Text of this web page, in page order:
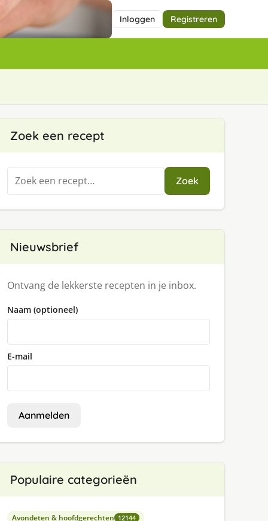
Inloggen Registreren
Zoek een recept
Zoeken
naar:
Zoek
Nieuwsbrief
Ontvang de lekkerste recepten in je inbox.
Naam (optioneel)
E-mail
Aanmelden
Populaire categorieën
Avondeten & hoofdgerechten 12144